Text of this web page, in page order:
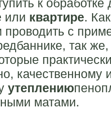
к обработке
или квартире.
с
так
качественному
утеплению
матами.